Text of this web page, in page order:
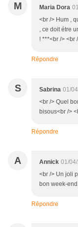
M Maria Dora
<br /> Hum ,
, ce doit étre
! ***<br /> <br
Répondre
S Sabrina 01/
<br /> Quel
bisous<br />
Répondre
A Annick 01/
<br /> Un joli
bon week-
Répondre